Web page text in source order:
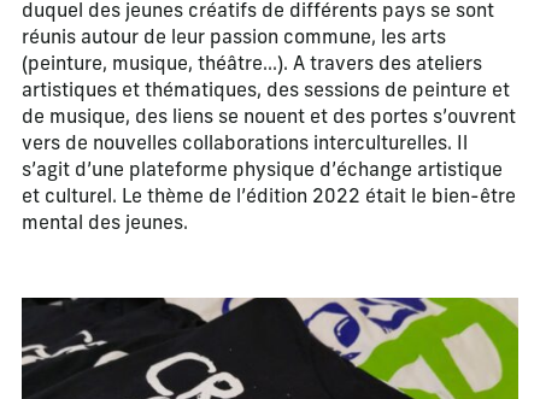
duquel des jeunes créatifs de différents pays se sont
réunis autour de leur passion commune, les arts
(peinture, musique, théâtre…). A travers des ateliers
artistiques et thématiques, des sessions de peinture et
de musique, des liens se nouent et des portes s’ouvrent
vers de nouvelles collaborations interculturelles. Il
s’agit d’une plateforme physique d’échange artistique
et culturel. Le thème de l’édition 2022 était le bien-être
mental des jeunes.
La modification de la diapositive actuelle de ce